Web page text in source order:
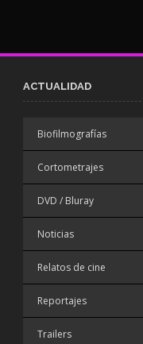
ACTUALIDAD
Biofilmografías
Cortometrajes
DVD / Bluray
Noticias
Relatos de cine
Reportajes
Trailers